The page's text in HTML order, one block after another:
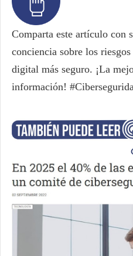
Comparta este artículo con
conciencia sobre los
digital más seguro. ¡La
información!